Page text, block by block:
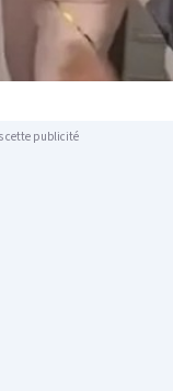
cette publicité